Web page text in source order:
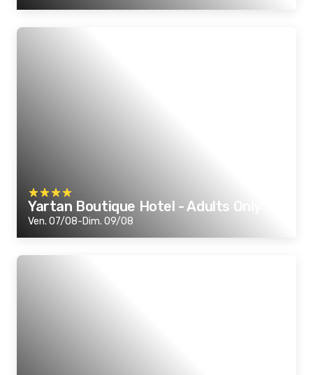
Yartan Boutique Hotel - Adults Only
Ven. 07/08-Dim. 09/08